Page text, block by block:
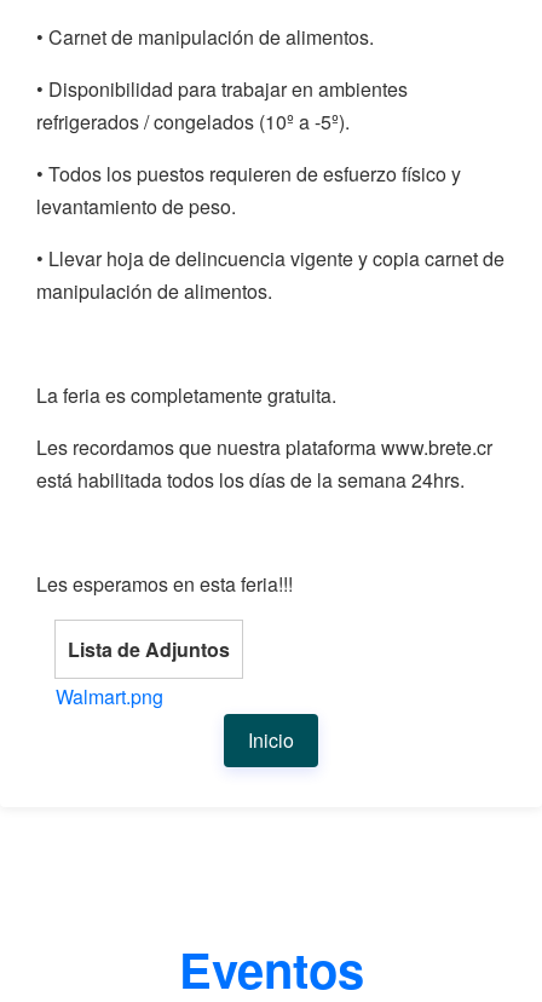
• Carnet de manipulación de alimentos.
• Disponibilidad para trabajar en ambientes
refrigerados / congelados (10º a -5º).
• Todos los puestos requieren de esfuerzo físico y
levantamiento de peso.
• Llevar hoja de delincuencia vigente y copia carnet de
manipulación de alimentos.
La feria es completamente gratuita.
Les recordamos que nuestra plataforma www.brete.cr
está habilitada todos los días de la semana 24hrs.
Les esperamos en esta feria!!!
Lista de Adjuntos
Walmart.png
Inicio
Eventos